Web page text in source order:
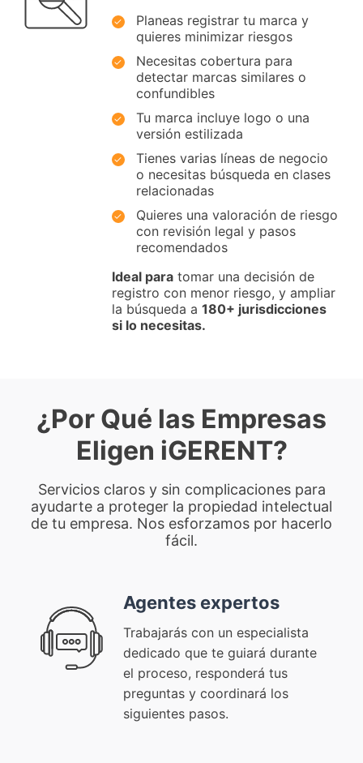
Planeas registrar tu marca y
quieres minimizar riesgos
Necesitas cobertura para
detectar marcas similares o
confundibles
Tu marca incluye logo o una
versión estilizada
Tienes varias líneas de negocio
o necesitas búsqueda en clases
relacionadas
Quieres una valoración de riesgo
con revisión legal y pasos
recomendados
Ideal para tomar una decisión de
registro con menor riesgo, y ampliar
la búsqueda a 180+ jurisdicciones
si lo necesitas.
¿Por Qué las Empresas
Eligen iGERENT?
Servicios claros y sin complicaciones para
ayudarte a proteger la propiedad intelectual
de tu empresa. Nos esforzamos por hacerlo
fácil.
Agentes expertos
Trabajarás con un especialista
dedicado que te guiará durante
el proceso, responderá tus
preguntas y coordinará los
siguientes pasos.